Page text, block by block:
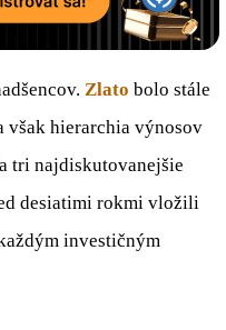
Zlato bolo stále
však hierarchia výnosov
tri najdiskutovanejšie
desiatimi rokmi vložili
investičným